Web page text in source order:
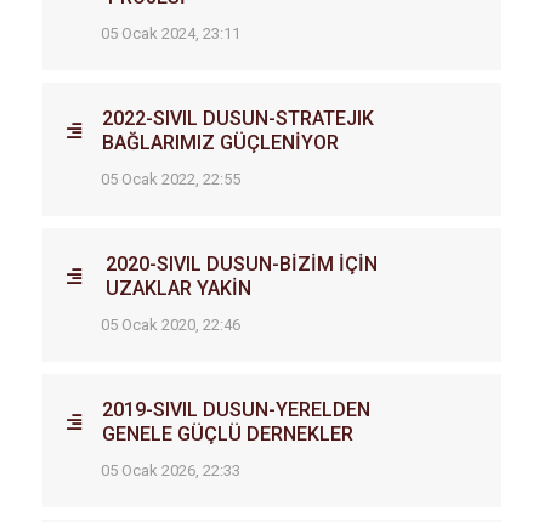
05 Ocak 2024, 23:11
2022-SIVIL DUSUN-STRATEJIK
BAĞLARIMIZ GÜÇLENİYOR
05 Ocak 2022, 22:55
2020-SIVIL DUSUN-BİZİM İÇİN
UZAKLAR YAKİN
05 Ocak 2020, 22:46
2019-SIVIL DUSUN-YERELDEN
GENELE GÜÇLÜ DERNEKLER
05 Ocak 2026, 22:33